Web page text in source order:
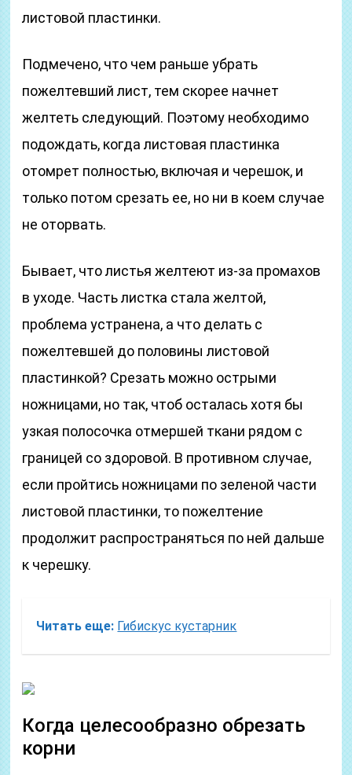
листовой пластинки.
Подмечено, что чем раньше убрать
пожелтевший лист, тем скорее начнет
желтеть следующий. Поэтому необходимо
подождать, когда листовая пластинка
отомрет полностью, включая и черешок, и
только потом срезать ее, но ни в коем случае
не оторвать.
Бывает, что листья желтеют из-за промахов
в уходе. Часть листка стала желтой,
проблема устранена, а что делать с
пожелтевшей до половины листовой
пластинкой? Срезать можно острыми
ножницами, но так, чтоб осталась хотя бы
узкая полосочка отмершей ткани рядом с
границей со здоровой. В противном случае,
если пройтись ножницами по зеленой части
листовой пластинки, то пожелтение
продолжит распространяться по ней дальше
к черешку.
Читать еще: Гибискус кустарник
Когда целесообразно обрезать
корни